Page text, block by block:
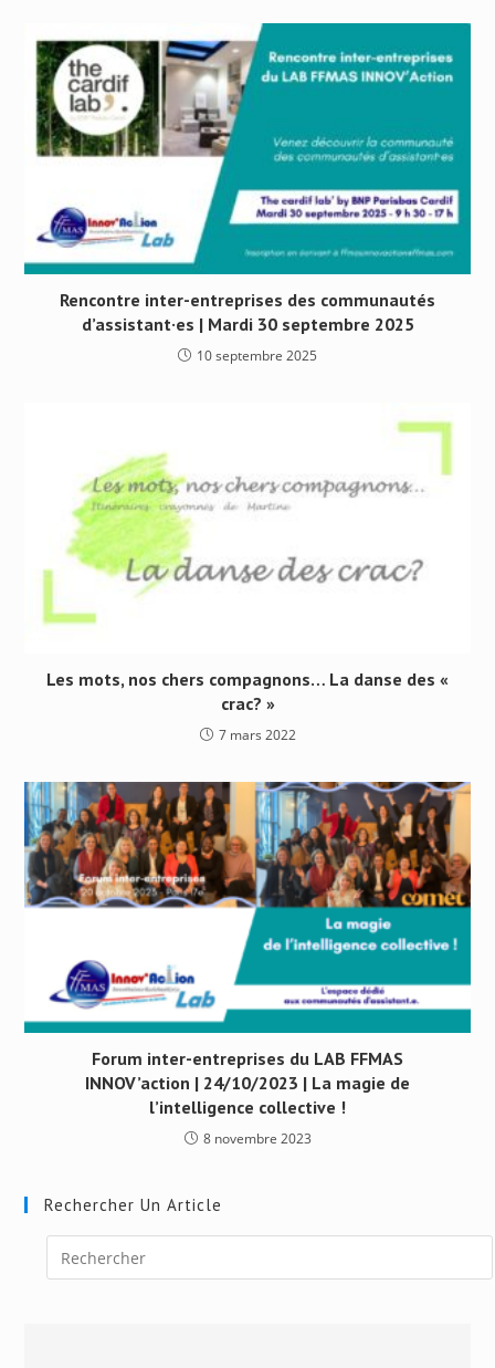
Rencontre inter-entreprises des communautés
d’assistant·es | Mardi 30 septembre 2025
10 septembre 2025
Les mots, nos chers compagnons… La danse des «
crac? »
7 mars 2022
Forum inter-entreprises du LAB FFMAS
INNOV’action | 24/10/2023 | La magie de
l’intelligence collective !
8 novembre 2023
Rechercher Un Article